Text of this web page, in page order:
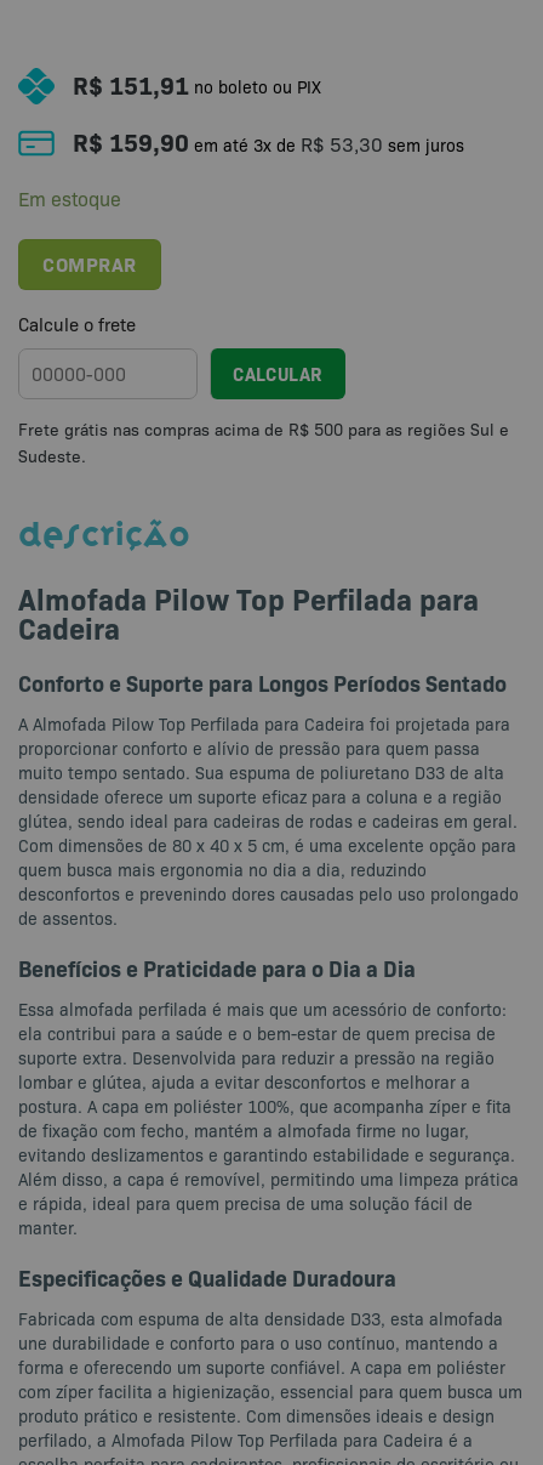
R$ 151,91 no boleto ou PIX
R$ 159,90 em até 3x de R$ 53,30 sem juros
Em estoque
COMPRAR
Calcule o frete
CALCULAR
DESCRIÇÃO
Almofada Pilow Top Perfilada para
Cadeira
Conforto e Suporte para Longos Períodos Sentado
A Almofada Pilow Top Perfilada para Cadeira foi projetada para
proporcionar conforto e alívio de pressão para quem passa
muito tempo sentado. Sua espuma de poliuretano D33 de alta
densidade oferece um suporte eficaz para a coluna e a região
glútea, sendo ideal para cadeiras de rodas e cadeiras em geral.
Com dimensões de 80 x 40 x 5 cm, é uma excelente opção para
quem busca mais ergonomia no dia a dia, reduzindo
desconfortos e prevenindo dores causadas pelo uso prolongado
de assentos.
Benefícios e Praticidade para o Dia a Dia
Essa almofada perfilada é mais que um acessório de conforto:
ela contribui para a saúde e o bem-estar de quem precisa de
suporte extra. Desenvolvida para reduzir a pressão na região
lombar e glútea, ajuda a evitar desconfortos e melhorar a
postura. A capa em poliéster 100%, que acompanha zíper e fita
de fixação com fecho, mantém a almofada firme no lugar,
evitando deslizamentos e garantindo estabilidade e segurança.
Além disso, a capa é removível, permitindo uma limpeza prática
e rápida, ideal para quem precisa de uma solução fácil de
manter.
Especificações e Qualidade Duradoura
Fabricada com espuma de alta densidade D33, esta almofada
une durabilidade e conforto para o uso contínuo, mantendo a
forma e oferecendo um suporte confiável. A capa em poliéster
com zíper facilita a higienização, essencial para quem busca um
produto prático e resistente. Com dimensões ideais e design
perfilado, a Almofada Pilow Top Perfilada para Cadeira é a